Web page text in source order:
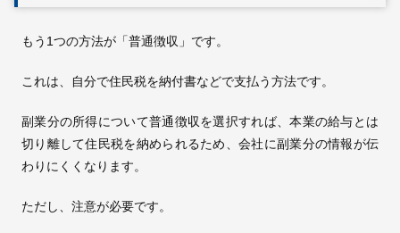
もう1つの方法が「普通徴収」です。
これは、自分で住民税を納付書などで支払う方法です。
副業分の所得について普通徴収を選択すれば、本業の給与とは
切り離して住民税を納められるため、会社に副業分の情報が伝
わりにくくなります。
ただし、注意が必要です。